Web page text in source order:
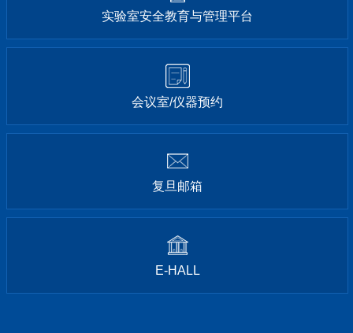
实验室安全教育与管理平台
会议室/仪器预约
复旦邮箱
E-HALL